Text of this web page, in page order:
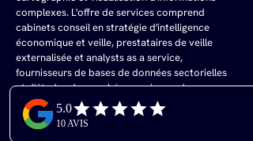
complexes. L'offre de services comprend
cabinets conseil en stratégie d'intelligence
économique et veille, prestataires de veille
externalisée et analysts as a service,
fournisseurs de bases de données sectorielles
et d'études de marché, organismes de
formation aux métiers de la veille et de l'IE, ainsi
qu'associations professionnelles et syndicats
de la profession (Synfie, ADBS).